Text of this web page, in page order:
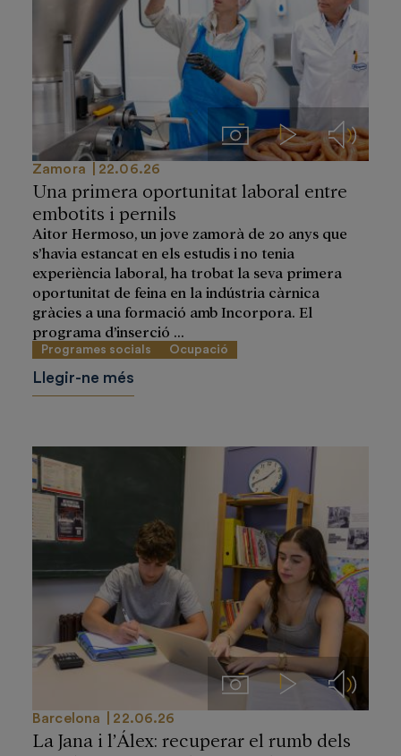
ImágenesVideos Audios
Zamora 22.06.26
Una primera oportunitat laboral entre
embotits i pernils
Aitor Hermoso, un jove zamorà de 20 anys que
s’havia estancat en els estudis i no tenia
experiència laboral, ha trobat la seva primera
oportunitat de feina en la indústria càrnica
gràcies a una formació amb Incorpora. El
programa d’inserció ...
Programes socials Ocupació
Llegir-ne més
ImágenesVideos Audios
Barcelona 22.06.26
La Jana i l’Álex: recuperar el rumb dels